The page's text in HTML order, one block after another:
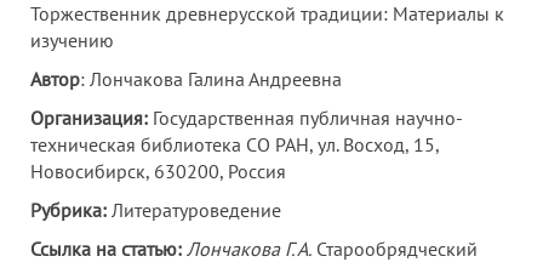
Торжественник древнерусской традиции: Материалы к
изучению
Автор: Лончакова Галина Андреевна
Организация: Государственная публичная научно-
техническая библиотека СО РАН, ул. Восход, 15,
Новосибирск, 630200, Россия
Рубрика: Литературоведение
Ссылка на статью: Лончакова Г. А. Старообрядческий